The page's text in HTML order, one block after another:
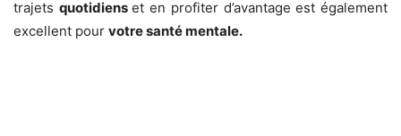
trajets quotidienset en profiter d’avantage est également
excellent pour votre santémentale.